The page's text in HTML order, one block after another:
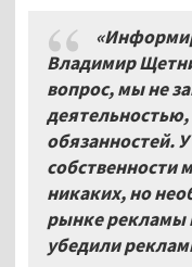
Владимир
вопрос, мы не
деятельностью,
обязанностей.
собственности
никаких, но
рынке рекламы
убедили